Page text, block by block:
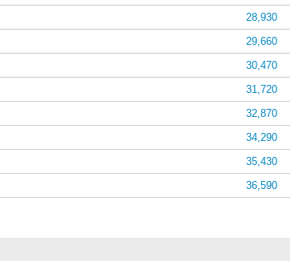
28,930
29,660
30,470
31,720
32,870
34,290
35,430
36,590